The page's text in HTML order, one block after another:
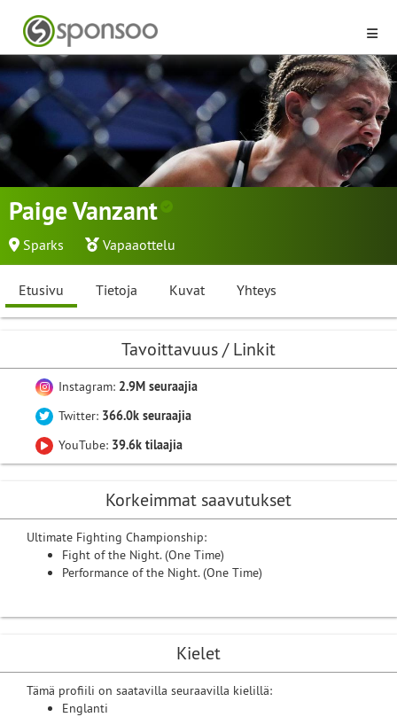
Paige Vanzant
Sparks Vapaaottelu
Etusivu Tietoja Kuvat Yhteys
Tavoittavuus / Linkit
Instagram: 2.9M seuraajia
Twitter: 366.0k seuraajia
YouTube: 39.6k tilaajia
Korkeimmat saavutukset
Ultimate Fighting Championship:
Fight of the Night. (One Time)
Performance of the Night. (One Time)
Kielet
Tämä profiili on saatavilla seuraavilla kielillä:
Englanti